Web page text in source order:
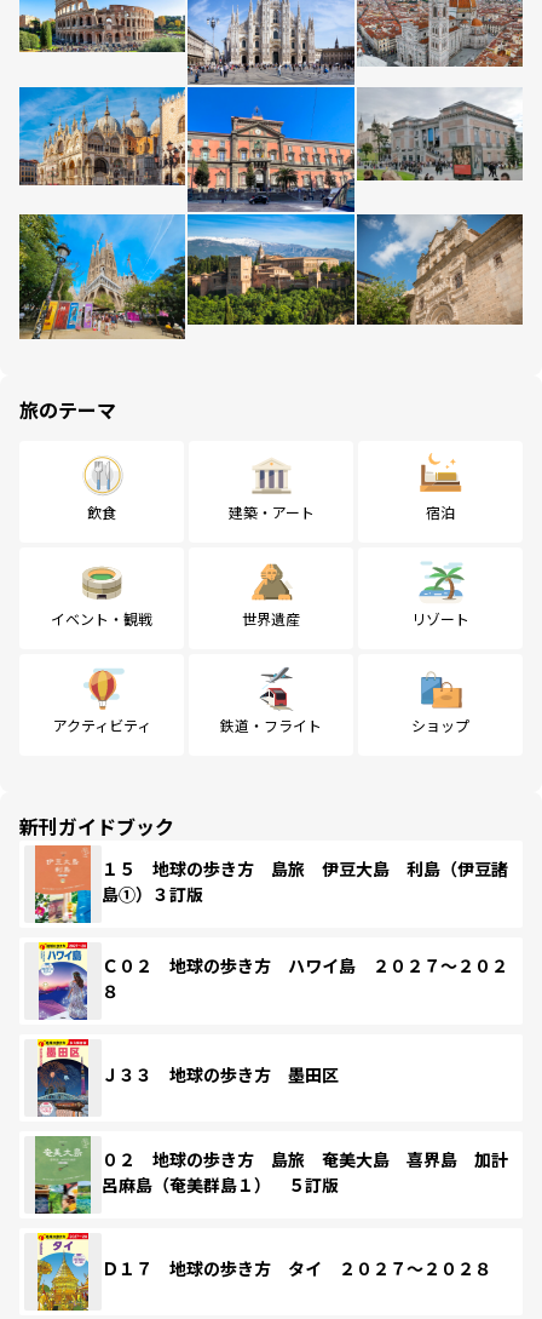
旅のテーマ
飲食 建築・アート 宿泊
イベント・観戦 世界遺産 リゾート
アクティビティ 鉄道・フライト ショップ
新刊ガイドブック
１５ 地球の歩き方 島旅 伊豆大島 利島（伊豆諸
島①）３訂版
Ｃ０２ 地球の歩き方 ハワイ島 ２０２７～２０２
８
Ｊ３３ 地球の歩き方 墨田区
０２ 地球の歩き方 島旅 奄美大島 喜界島 加計
呂麻島（奄美群島１） ５訂版
Ｄ１７ 地球の歩き方 タイ ２０２７～２０２８